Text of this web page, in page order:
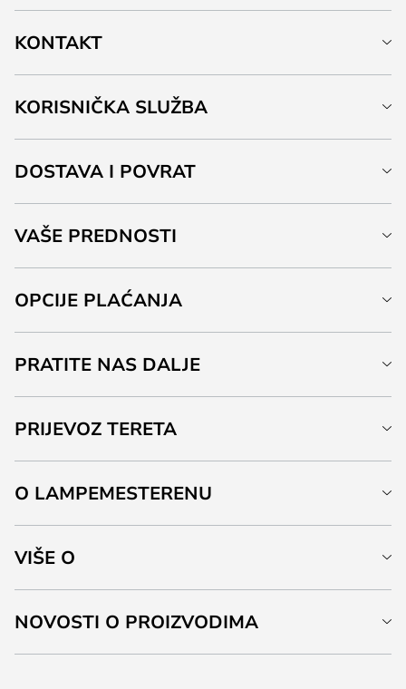
KONTAKT
KORISNIČKA SLUŽBA
DOSTAVA I POVRAT
VAŠE PREDNOSTI
OPCIJE PLAĆANJA
PRATITE NAS DALJE
PRIJEVOZ TERETA
O LAMPEMESTERENU
VIŠE O
NOVOSTI O PROIZVODIMA